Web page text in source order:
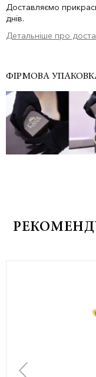
Доставляємо
днів.
Детальніше про
ФІРМОВА